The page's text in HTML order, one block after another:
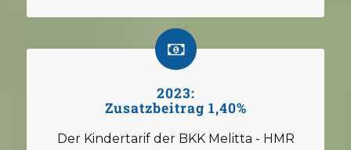
2023:
Zusatzbeitrag 1,40%
Der Kindertarif der BKK Melitta - HMR